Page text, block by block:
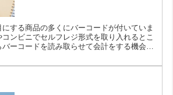
する商品の多くにバーコードが付いていま
ンビニでセルフレジ形式を取り入れるとこ
ーコードを読み取らせて会計をする機会も
への出品にあたって重要なものであるこ